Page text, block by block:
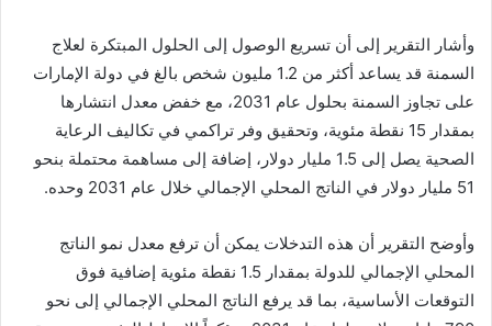
وأشار التقرير إلى أن تسريع الوصول إلى الحلول المبتكرة لعلاج
السمنة قد يساعد أكثر من 1.2 مليون شخص بالغ في دولة الإمارات
على تجاوز السمنة بحلول عام 2031، مع خفض معدل انتشارها
بمقدار 15 نقطة مئوية، وتحقيق وفر تراكمي في تكاليف الرعاية
الصحية يصل إلى 1.5 مليار دولار، إضافة إلى مساهمة محتملة بنحو
51 مليار دولار في الناتج المحلي الإجمالي خلال عام 2031 وحده.
وأوضح التقرير أن هذه التدخلات يمكن أن ترفع معدل نمو الناتج
المحلي الإجمالي للدولة بمقدار 1.5 نقطة مئوية إضافية فوق
التوقعات الأساسية، بما قد يرفع الناتج المحلي الإجمالي إلى نحو